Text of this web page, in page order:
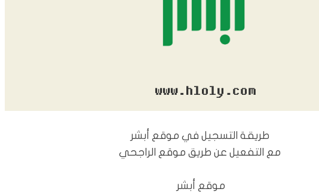
طريقة التسجيل في موقع أبشر
مع التفعيل عن طريق موقع الراجحي
موقع أبشر